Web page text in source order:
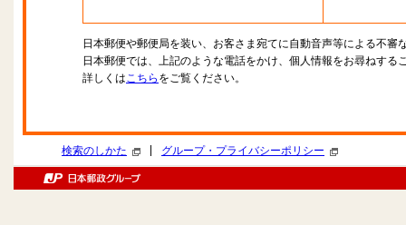
日本郵便や郵便局を装い、お客さま宛てに自動音声等による不審
日本郵便では、上記のような電話をかけ、個人情報をお尋ねする
詳しくはこちら をご覧ください。
検索のしかた グループ・プライバシーポリシー